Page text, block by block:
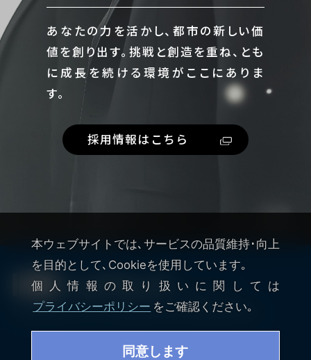
あなたの力を活かし、都市の新しい価
値を創り出す。 挑戦と創造を重ね、とも
に成長を続ける環境がここにありま
す。
採用情報はこちら
JP / ENG
Copyright© LeTech CORPORATION All Right Reserved.
本ウェブサイトでは､サービスの品質維持･向上
を目的として､Cookieを使用しています｡
個人情報の取り扱いに関しては
プライバシーポリシー をご確認ください｡
同意します